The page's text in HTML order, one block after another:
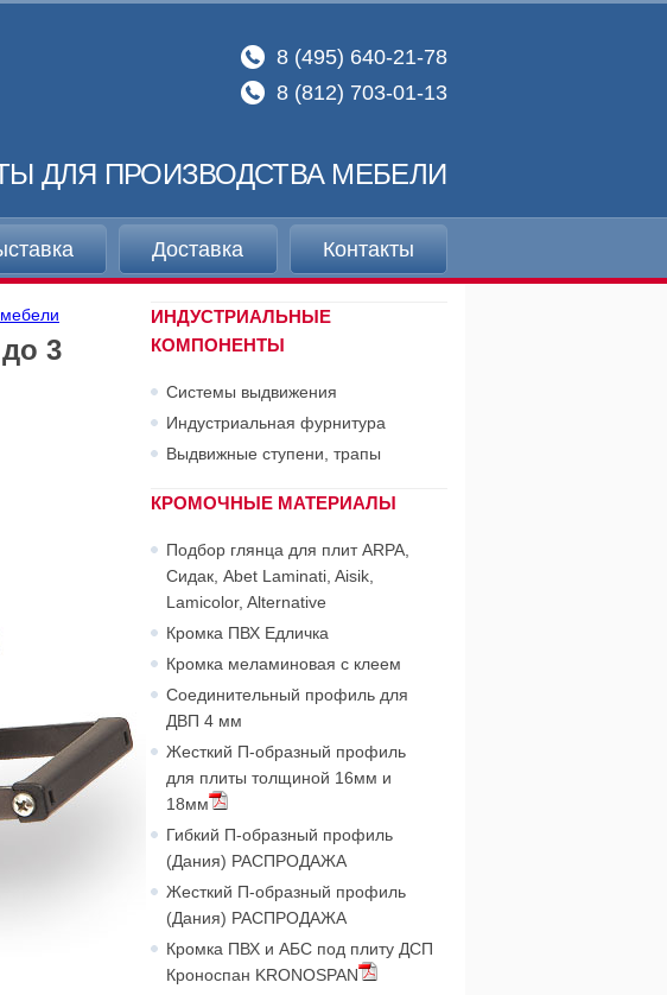
8 (495) 640-21-78
8 (812) 703-01-13
ДЛЯ ПРОИЗВОДСТВА МЕБЕЛИ
Доставка Контакты
3
ИНДУСТРИАЛЬНЫЕ
КОМПОНЕНТЫ
Системы выдвижения
Индустриальная фурнитура
Выдвижные ступени, трапы
КРОМОЧНЫЕ МАТЕРИАЛЫ
Подбор глянца для плит ARPA,
Сидак, Abet Laminati, Aisik,
Lamicolor, Alternative
Кромка ПВХ Едличка
Кромка меламиновая с клеем
Соединительный профиль для
ДВП 4 мм
Жесткий П-образный профиль
для плиты толщиной 16мм и
18мм
Гибкий П-образный профиль
(Дания) РАСПРОДАЖА
Жесткий П-образный профиль
(Дания) РАСПРОДАЖА
Кромка ПВХ и АБС под плиту ДСП
Кроноспан KRONOSPAN